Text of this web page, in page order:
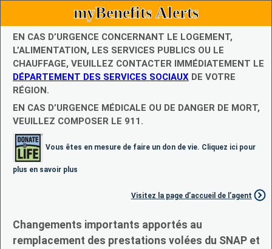
myBenefits Alerts
EN CAS D’URGENCE CONCERNANT LE LOGEMENT,
L’ALIMENTATION, LES SERVICES PUBLICS OU LE
CHAUFFAGE, VEUILLEZ CONTACTER IMMÉDIATEMENT LE
DÉPARTEMENT DES SERVICES SOCIAUX DE VOTRE
RÉGION.
EN CAS D’URGENCE MÉDICALE OU DE DANGER DE MORT,
VEUILLEZ COMPOSER LE 911.
Vous êtes en mesure de faire un don de vie. Cliquez ici pour
plus en savoir plus
Visitez la page d’accueil de l’agent
Changements importants apportés au
remplacement des prestations volées du SNAP et